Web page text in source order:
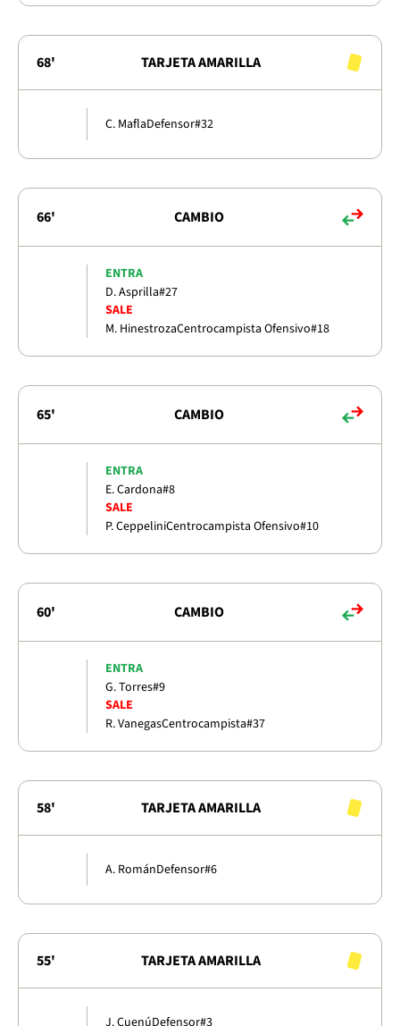
68' TARJETA AMARILLA
C. MaflaDefensor#32
66' CAMBIO
ENTRA
D. Asprilla#27
SALE
M. HinestrozaCentrocampista Ofensivo#18
65' CAMBIO
ENTRA
E. Cardona#8
SALE
P. CeppeliniCentrocampista Ofensivo#10
60' CAMBIO
ENTRA
G. Torres#9
SALE
R. VanegasCentrocampista#37
58' TARJETA AMARILLA
A. RománDefensor#6
55' TARJETA AMARILLA
J. CuenúDefensor#3